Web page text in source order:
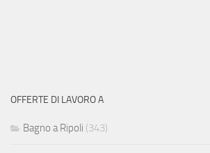
OFFERTE DI LAVORO A
Bagno a Ripoli (343)